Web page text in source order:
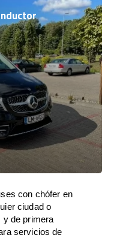
con chófer en
ciudad o
y de primera
servicios de